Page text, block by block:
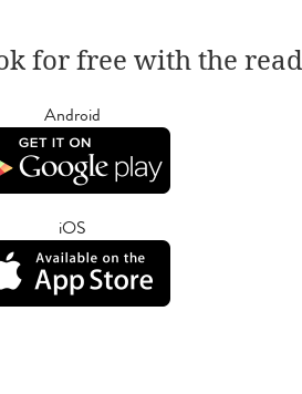
for free with the
Android
iOS